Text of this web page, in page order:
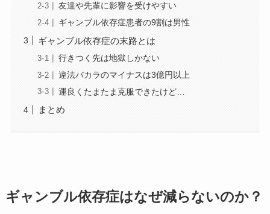
友達や先輩に影響を受けやすい
ギャンブル依存症患者の9割は男性
ギャンブル依存症の末路とは
行きつく先は地獄しかない
違法バカラのマイナスは3億円以上
運良くたまたま克服できたけど…
まとめ
ギャンブル依存症はなぜ減らないのか？